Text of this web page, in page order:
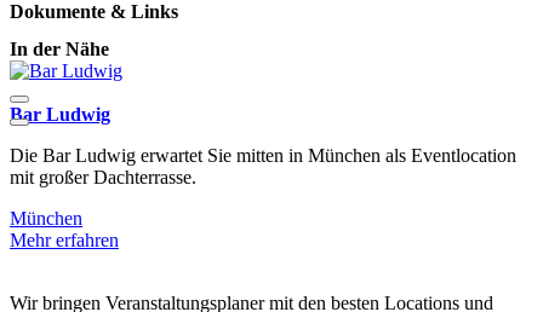
Dokumente & Links
In der Nähe
Bar Ludwig
Die Bar Ludwig erwartet Sie mitten in München als Eventlocation
mit großer Dachterrasse.
München
Mehr erfahren
Wir bringen Veranstaltungsplaner mit den besten Locations und